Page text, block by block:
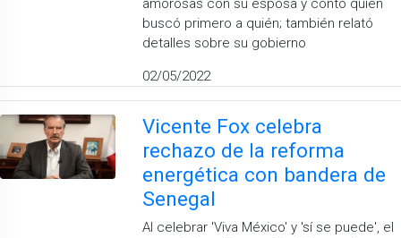
buscó primero a quién; también relató
detalles sobre su gobierno
02/05/2022
Vicente Fox celebra
rechazo de la reforma
energética con bandera de
Senegal
Al celebrar 'Viva México' y 'sí se puede', el